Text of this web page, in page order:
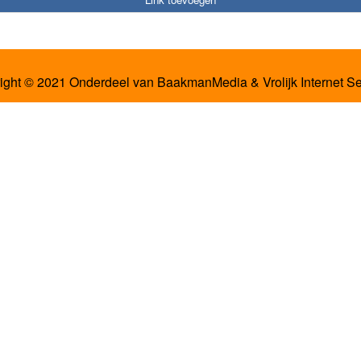
© 2021 Onderdeel van BaakmanMedia& Vrolijk Internet